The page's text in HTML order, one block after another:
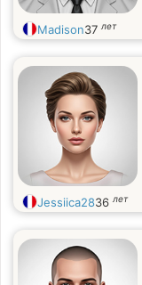
Madison37 лет
Jessiica2836 лет